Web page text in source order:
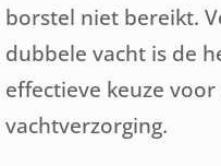
borstel niet bereikt.
dubbele vacht is de
effectieve keuze
vachtverzorging.